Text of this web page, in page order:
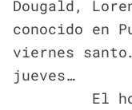
Dougald,
conocido en
viernes
jueves…
El